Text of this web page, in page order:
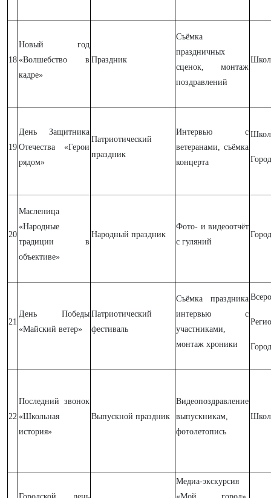
18
Новый год
«Волшебство в
кадре»
Праздник
Съёмка
праздничных
сценок, монтаж
поздравлений
19
День Защитника
Отечества «Герои
рядом»
Патриотический
праздник
Интервью с
ветеранами, съёмка
концерта
20
Масленица
«Народные
традиции в
объективе»
Народный праздник
Фото- и видеоотчёт
с гуляний
21
День Победы
«Майский ветер»
Патриотический
фестиваль
Съёмка праздника
интервью с
участниками,
монтаж хроники
22
Последний звонок
«Школьная
история»
Выпускной праздник
Видеопоздравление
выпускникам,
фотолетопись
Медиа-экскурсия